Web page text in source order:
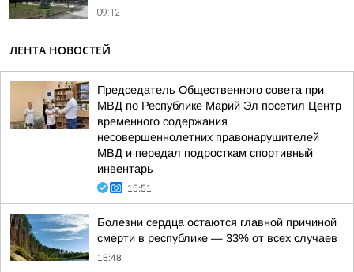
09:12
ЛЕНТА НОВОСТЕЙ
Председатель Общественного совета при
МВД по Республике Марий Эл посетил Центр
временного содержания
несовершеннолетних правонарушителей
МВД и передал подросткам спортивный
инвентарь
15:51
Болезни сердца остаются главной причиной
смерти в республике — 33% от всех случаев
15:48